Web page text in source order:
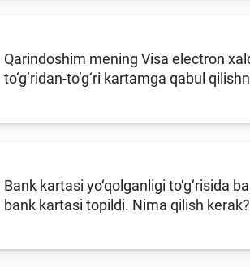
Qarindoshim mening Visa electron
to‘g‘ridan-to‘g‘ri kartamga qabul
Bank kartasi yo‘qolganligi to‘g‘risida
bank kartasi topildi. Nima qilish kerak?